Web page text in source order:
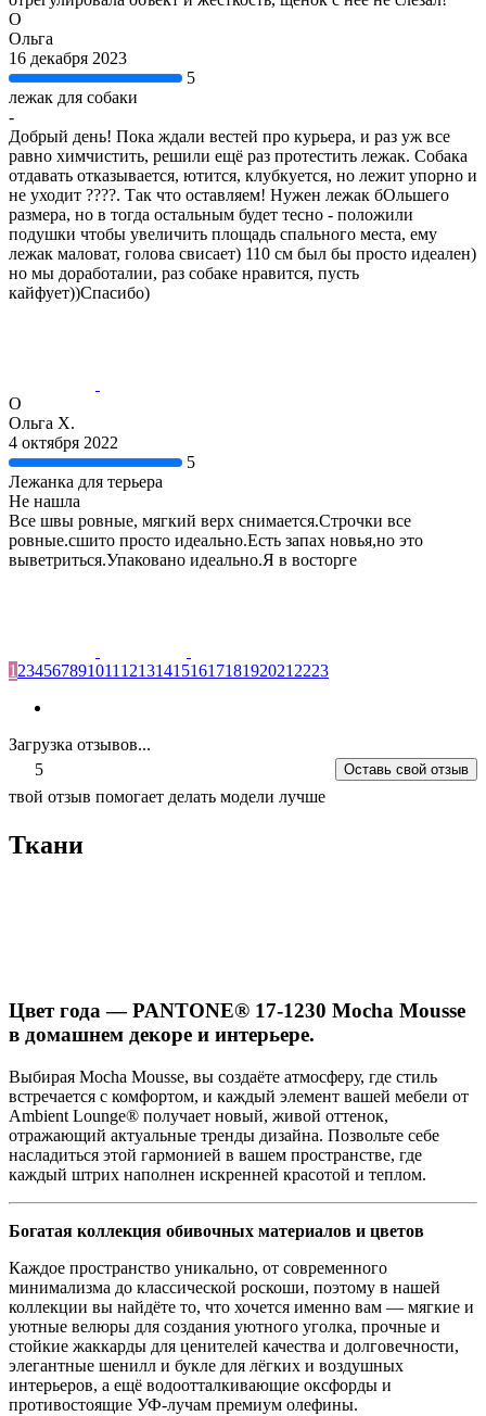
О
Ольга
16 декабря 2023
5
лежак для собаки
-
Добрый день! Пока ждали вестей про курьера, и раз уж все
равно химчистить, решили ещё раз протестить лежак. Собака
отдавать отказывается, ютится, клубкуется, но лежит упорно и
не уходит ????. Так что оставляем! Нужен лежак бОльшего
размера, но в тогда остальным будет тесно - положили
подушки чтобы увеличить площадь спального места, ему
лежак маловат, голова свисает) 110 см был бы просто идеален)
но мы доработалии, раз собаке нравится, пусть
кайфует))Спасибо)
О
Ольга Х.
4 октября 2022
5
Лежанка для терьера
Не нашла
Все швы ровные, мягкий верх снимается.Строчки все
ровные.сшито просто идеально.Есть запах новья,но это
выветриться.Упаковано идеально.Я в восторге
1 234567891011 12131415161718192021 2223
Загрузка отзывов...
5
Оставь свой отзыв
твой отзыв помогает делать модели лучше
Ткани
Цвет года — PANTONE® 17-1230 Mocha Mousse
в домашнем декоре и интерьере.
Выбирая Mocha Mousse, вы создаёте атмосферу, где стиль
встречается с комфортом, и каждый элемент вашей мебели от
Ambient Lounge® получает новый, живой оттенок,
отражающий актуальные тренды дизайна. Позвольте себе
насладиться этой гармонией в вашем пространстве, где
каждый штрих наполнен искренней красотой и теплом.
Богатая коллекция обивочных материалов и цветов
Каждое пространство уникально, от современного
минимализма до классической роскоши, поэтому в нашей
коллекции вы найдёте то, что хочется именно вам — мягкие и
уютные велюры для создания уютного уголка, прочные и
стойкие жаккарды для ценителей качества и долговечности,
элегантные шенилл и букле для лёгких и воздушных
интерьеров, а ещё водоотталкивающие оксфорды и
противостоящие УФ-лучам премиум олефины.